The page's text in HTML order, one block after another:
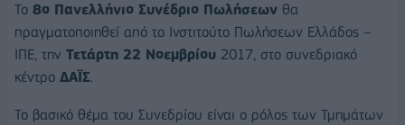
Το 8ο Πανελλήνιο Συνέδριο Πωλήσεων θα
πραγματοποιηθεί από το Ινστιτούτο Πωλήσεων Ελλάδος –
ΙΠΕ, την Τετάρτη 22 Νοεμβρίου 2017, στο συνεδριακό
κέντρο ΔΑΪΣ.
Το βασικό θέμα του Συνεδρίου είναι ο ρόλος των Τμημάτων